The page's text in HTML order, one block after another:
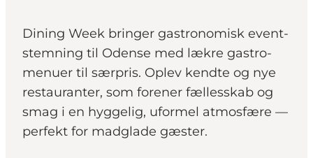
Dining Week bringer gastronomisk event-
stemning til Odense med lækre gastro-
menuer til særpris. Oplev kendte og nye
restauranter, som forener fællesskab og
smag i en hyggelig, uformel atmosfære —
perfekt for madglade gæster.